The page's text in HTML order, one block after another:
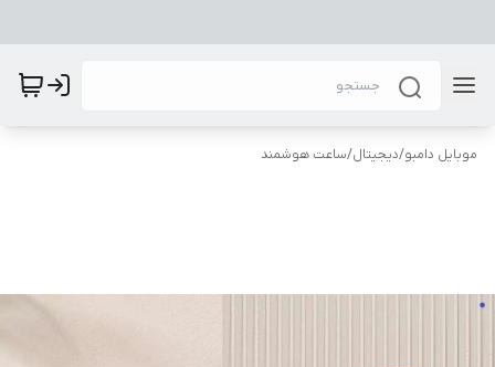
موبایل دامبو/دیجیتال/ساعت هوشمند